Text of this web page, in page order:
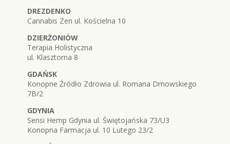
DREZDENKO
Cannabis Zen ul. Kościelna 10
DZIERŻONIÓW
Terapia Holistyczna
ul. Klasztorna 8
GDAŃSK
Konopne Źródło Zdrowia ul. Romana Dmowskiego
7B/2
GDYNIA
Sensi Hemp Gdynia ul. Świętojańska 73/U3
Konopna Farmacja ul. 10 Lutego 23/2